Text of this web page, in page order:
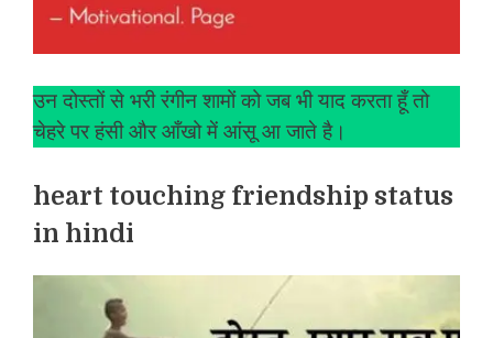
उन दोस्तों से भरी रंगीन शामों को जब भी याद करता हूँ तो
चेहरे पर हंसी और आँखो में आंसू आ जाते है।
heart touching friendship status
in hindi